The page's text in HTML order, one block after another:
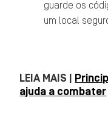
guarde os
um local
LEIA MAIS |
ajuda a combater